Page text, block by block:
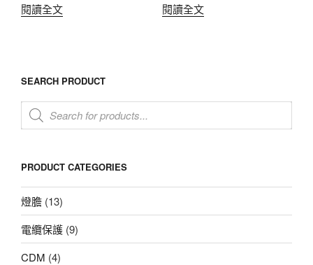
閱讀全文
閱讀全文
SEARCH PRODUCT
Products
search
PRODUCT CATEGORIES
燈膽 (13)
電纜保護 (9)
CDM (4)